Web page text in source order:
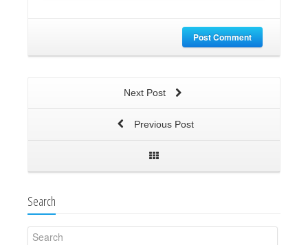
Post Comment
Next Post
Previous Post
Search